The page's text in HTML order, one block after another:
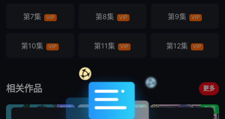
第7集 VIP 第8集 VIP 第9集 VIP
第10集 VIP 第11集 VIP 第12集 VIP
相关作品 更多
剧情 动画 剧情